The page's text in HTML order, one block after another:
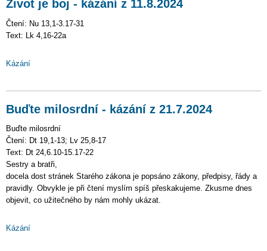
Život je boj - kázání z 11.8.2024
Čtení: Nu 13,1-3.17-31
Text: Lk 4,16-22a
Kázání
Buďte milosrdní - kázání z 21.7.2024
Buďte milosrdní
Čtení: Dt 19,1-13; Lv 25,8-17
Text: Dt 24,6.10-15.17-22
Sestry a bratři,
docela dost stránek Starého zákona je popsáno zákony, předpisy, řády a
pravidly. Obvykle je při čtení myslím spíš přeskakujeme. Zkusme dnes
objevit, co užitečného by nám mohly ukázat.
Kázání